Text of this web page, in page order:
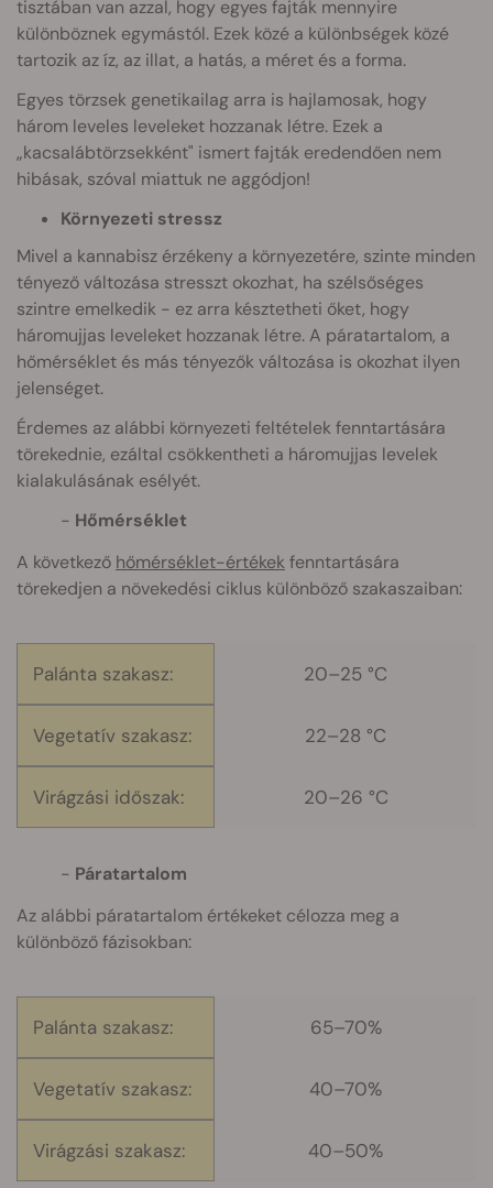
tisztában van azzal, hogy egyes fajták mennyire
különböznek egymástól. Ezek közé a különbségek közé
tartozik az íz, az illat, a hatás, a méret és a forma.
Egyes törzsek genetikailag arra is hajlamosak, hogy
három leveles leveleket hozzanak létre. Ezek a
„kacsalábtörzsekként" ismert fajták eredendően nem
hibásak, szóval miattuk ne aggódjon!
Környezeti stressz
Mivel a kannabisz érzékeny a környezetére, szinte minden
tényező változása stresszt okozhat, ha szélsőséges
szintre emelkedik - ez arra késztetheti őket, hogy
háromujjas leveleket hozzanak létre. A páratartalom, a
hőmérséklet és más tényezők változása is okozhat ilyen
jelenséget.
Érdemes az alábbi környezeti feltételek fenntartására
törekednie, ezáltal csökkentheti a háromujjas levelek
kialakulásának esélyét.
Hőmérséklet
A következő hőmérséklet-értékekfenntartására
törekedjen a növekedési ciklus különböző szakaszaiban:
Palánta szakasz: 20–25 °C
Vegetatív szakasz: 22–28 °C
Virágzási időszak: 20–26 °C
Páratartalom
Az alábbi páratartalom értékeket célozza meg a
különböző fázisokban:
Palánta szakasz: 65–70%
Vegetatív szakasz: 40–70%
Virágzási szakasz: 40–50%